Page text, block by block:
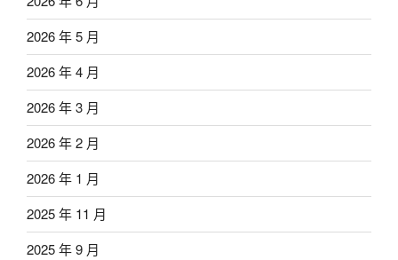
2026 年 5 月
2026 年 4 月
2026 年 3 月
2026 年 2 月
2026 年 1 月
2025 年 11 月
2025 年 9 月